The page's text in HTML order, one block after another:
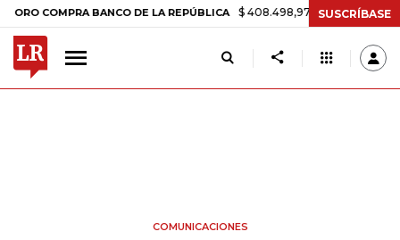
BANCO DE LA REPÚBLICA $ 408.498,97 +$ 8.753,81 +2,19%
SUSCRÍBASE
COMUNICACIONES